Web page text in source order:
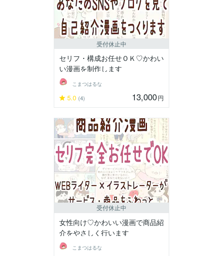
受付休止中
セリフ・構成お任せＯＫ♡かわい
い漫画を制作します
こまつはるな
5.0 (4) 13,000円
受付休止中
女性向け♡かわいい漫画で商品紹
介をやさしく行います
こまつはるな